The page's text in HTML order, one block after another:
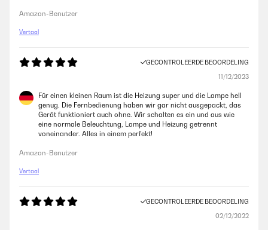
Amazon-Benutzer
Vertaal
GECONTROLEERDE BEOORDELING
11/12/2023
Für einen kleinen Raum ist die Heizung super und die Lampe hell
genug. Die Fernbedienung haben wir gar nicht ausgepackt, das
Gerät funktioniert auch ohne. Wir schalten es ein und aus wie
eine normale Beleuchtung, Lampe und Heizung getrennt
voneinander. Alles in einem perfekt!
Amazon-Benutzer
Vertaal
GECONTROLEERDE BEOORDELING
02/12/2022